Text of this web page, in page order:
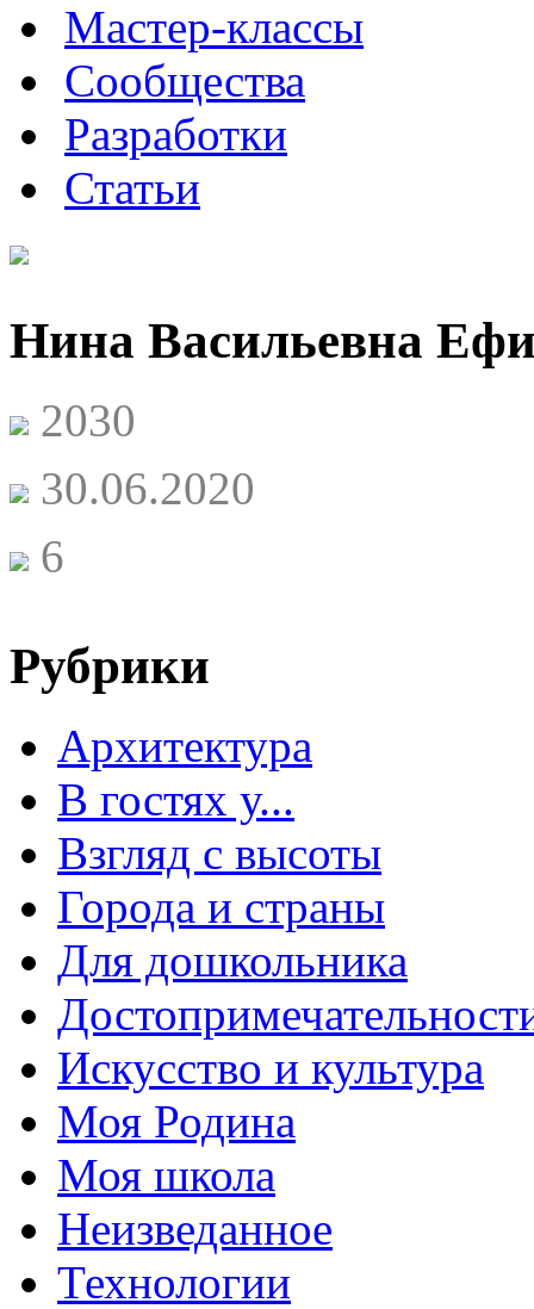
Мастер-классы
Сообщества
Разработки
Статьи
Нина Васильевна
2030
30.06.2020
6
Рубрики
Архитектура
В гостях у...
Взгляд с высоты
Города и страны
Для дошкольника
Искусство и культура
Моя Родина
Моя школа
Неизведанное
Технологии